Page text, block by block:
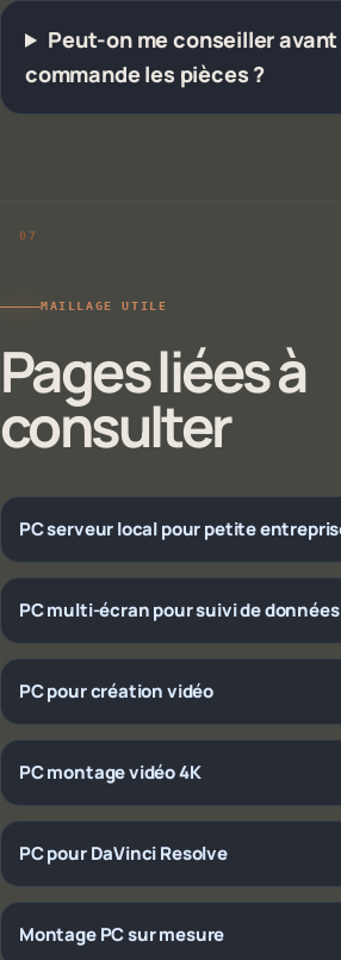
Peut-on me conseiller
commande les pièces ?
MAILLAGE UTILE
Pages liées à
consulter
PC serveur local pour petite
PC multi-écran pour suivi de données
PC pour création vidéo
PC montage vidéo 4K
PC pour DaVinci Resolve
Montage PC sur mesure